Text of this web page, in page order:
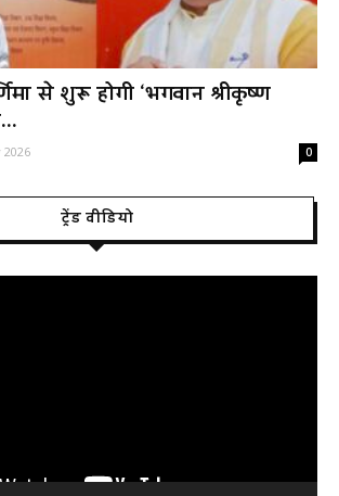
से शुरू होगी ‘भगवान श्रीकृष्ण
2026 0
ट्रेंड वीडियो